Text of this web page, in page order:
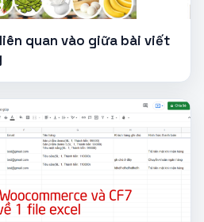
quan vào giữa bài viết